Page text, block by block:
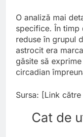
O analiză mai
specifice. În timp
reduse în grupul
astrocit era
găsite să
circadian
Sursa: [Link
Cat de